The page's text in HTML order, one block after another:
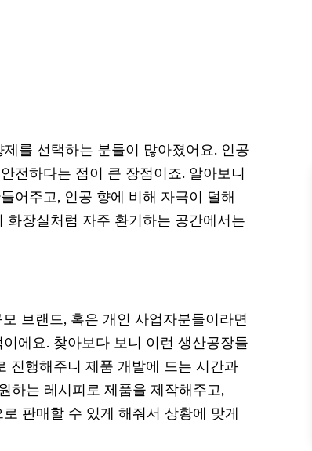
를 선택하는 분들이 많아졌어요. 인공
전하다는 점이 큰 장점이죠. 알아보니
어주고, 인공 향에 비해 자극이 덜해
화장실처럼 자주 환기하는 공간에서는
브랜드, 혹은 개인 사업자분들이라면
에요. 찾아보다 보니 이런 생산공장들
진행해주니 제품 개발에 드는 시간과
하는 레시피로 제품을 제작해주고,
판매할 수 있게 해줘서 상황에 맞게